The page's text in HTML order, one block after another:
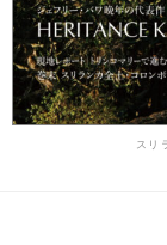
スリ